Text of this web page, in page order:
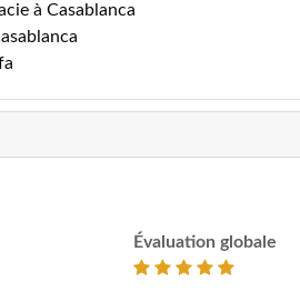
à Casablanca
Évaluation globale